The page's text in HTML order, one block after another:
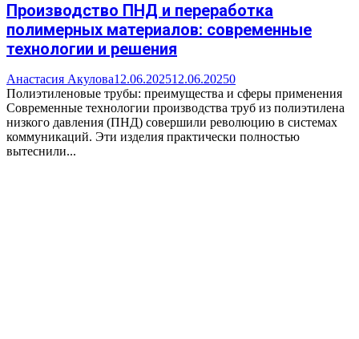
Производство ПНД и переработка
полимерных материалов: современные
технологии и решения
Анастасия Акулова12.06.202512.06.20250
Полиэтиленовые трубы: преимущества и сферы применения
Современные технологии производства труб из полиэтилена
низкого давления (ПНД) совершили революцию в системах
коммуникаций. Эти изделия практически полностью
вытеснили...